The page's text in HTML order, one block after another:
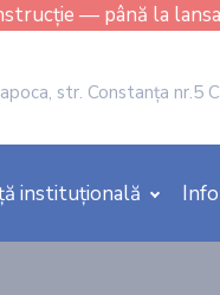
— până la
str. Constanţa nr.5
instituțională